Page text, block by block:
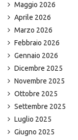
Maggio 2026
Aprile 2026
Marzo 2026
Febbraio 2026
Gennaio 2026
Dicembre 2025
Novembre 2025
Ottobre 2025
Settembre 2025
Luglio 2025
Giugno 2025